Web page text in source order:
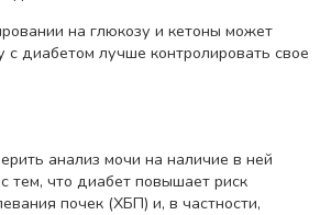
на глюкозу и кетоны может
с диабетом лучше контролировать свое
анализ мочи на наличие в ней
тем, что диабет повышает риск
почек (ХБП) и, в частности,